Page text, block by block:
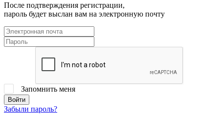
После подтверждения регистрации,
пароль будет выслан вам на электронную почту
Запомнить меня
Забыли пароль?